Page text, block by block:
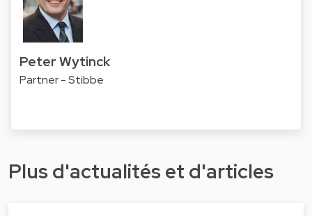
Peter Wytinck
Partner - Stibbe
Plus d'actualités et d'articles